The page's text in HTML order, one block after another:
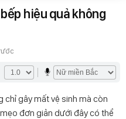
hiệu quả không
chỉ gây mất vệ sinh mà còn
đơn giản dưới đây có thể